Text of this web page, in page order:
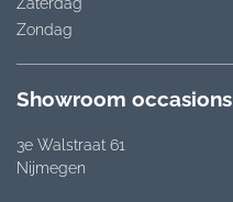
Zondag
Showroom occasions
3e Walstraat 61
Nijmegen